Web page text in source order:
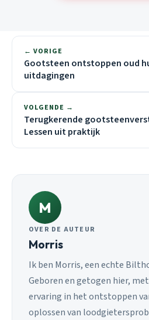
← VORIGE
Gootsteen ontstoppen oud
uitdagingen
VOLGENDE →
Terugkerende
Lessen uit praktijk
M
OVER DE AUTEUR
Morris
Ik ben Morris, een echte
Geboren en getogen hier,
ervaring in het ontstoppen
oplossen van